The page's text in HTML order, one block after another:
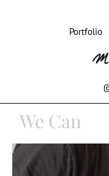
Portfolio
We Can